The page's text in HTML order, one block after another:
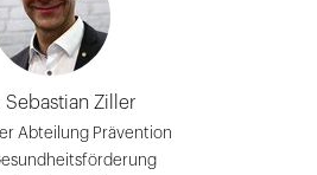
Sebastian Ziller
Abteilung Prävention